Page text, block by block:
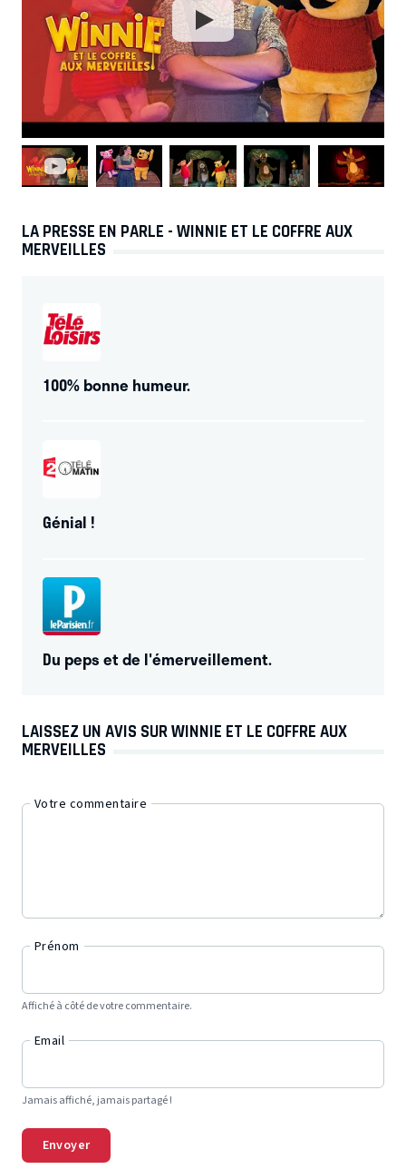
LA PRESSE EN PARLE - WINNIE ET LE COFFRE AUX
MERVEILLES
100% bonne humeur.
Génial !
Du peps et de l'émerveillement.
LAISSEZ UN AVIS SUR WINNIE ET LE COFFRE AUX
MERVEILLES
Votre commentaire
Prénom
Affiché à côté de votre commentaire.
Email
Jamais affiché, jamais partagé !
Envoyer